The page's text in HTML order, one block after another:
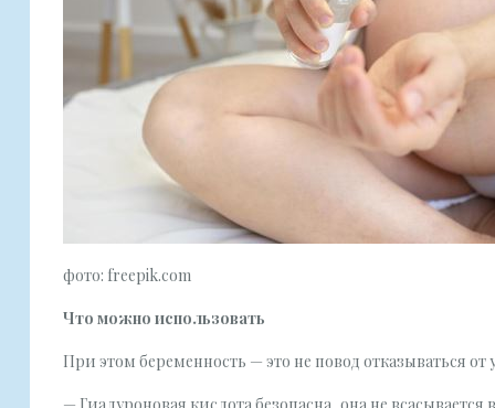
фото: freepik.com
Что можно использовать
При этом беременность — это не повод отказываться от